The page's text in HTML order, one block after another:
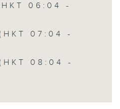
06:04 -
07:04 -
08:04 -